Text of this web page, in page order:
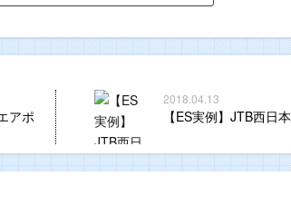
アポ
2018.04.13
【ES実例】JTB西日本